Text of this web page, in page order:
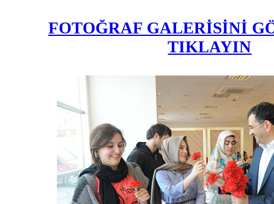
FOTOĞRAF GALERİSİNİ
TIKLAYIN